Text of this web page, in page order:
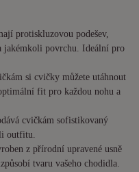
protiskluzovou podešev,
jakémkoli povrchu. Ideální pro
si cvičky můžete utáhnout
fit pro každou nohu a
cvičkám sofistikovaný
outfitu.
z přírodní upravené usně
tvaru vašeho chodidla.